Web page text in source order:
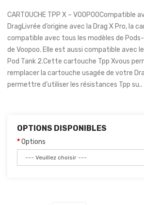
CARTOUCHE TPP X – VOOPOOCompatible
DragLivrée d’origine avec la Drag X Pro, la
compatible avec tous les modèles de
de Voopoo. Elle est aussi compatible avec
Pod Tank 2.Cette cartouche Tpp Xvous
remplacer la cartouche usagée de votre
permettre d’utiliser les résistances Tpp su..
OPTIONS DISPONIBLES
Options